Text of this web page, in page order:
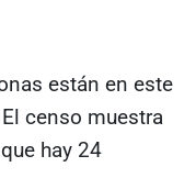
están en este
El censo muestra
hay 24